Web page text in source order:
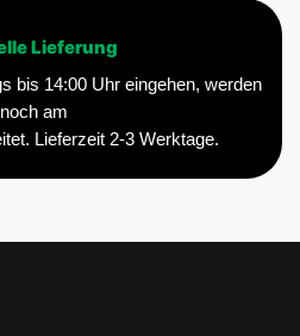
Lieferung
bis 14:00 Uhr eingehen, werden
noch am
Lieferzeit 2-3 Werktage.